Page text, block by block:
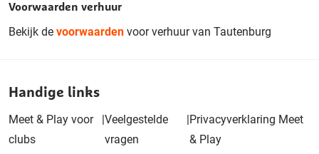
Voorwaarden verhuur
Bekijk de voorwaarden voor verhuur van Tautenburg
Handige links
Meet & Play voor
clubs
|Veelgestelde
vragen
|Privacyverklaring Meet
& Play